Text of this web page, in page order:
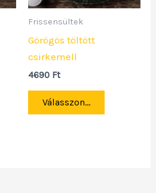
Frissensültek
Görögös töltött
csirkemell
4690 Ft
Válasszon...